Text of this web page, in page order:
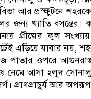
আর প্রস্ফুটনে
জন্য খ্যাতি
গ্রীষ্মের ফুল
এড়িয়ে যাবার নয়,
পাতার ওপরে
নেমে আসা হলুদ
প্রাণপ্রাচুর্য আর